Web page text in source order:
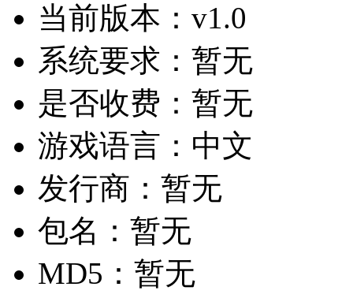
当前版本： v1.0
系统要求： 暂无
是否收费： 暂无
游戏语言： 中文
发行商： 暂无
包名： 暂无
MD5： 暂无